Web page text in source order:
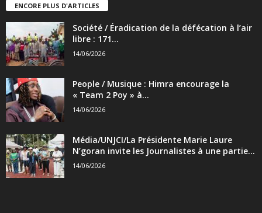
ENCORE PLUS D'ARTICLES
Société / Éradication de la défécation à l’air
libre : 171...
14/06/2026
People / Musique : Himra encourage la
« Team 2 Poy » à...
14/06/2026
Média/UNJCI/La Présidente Marie Laure
N’goran invite les Journalistes à une partie...
14/06/2026